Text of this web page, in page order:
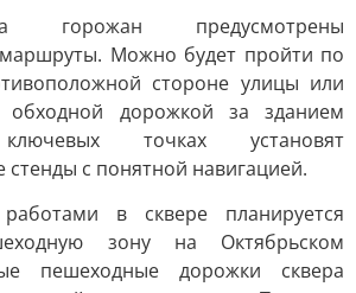
горожан предусмотрены
Можно будет пройти по
стороне улицы или
обходной дорожкой за зданием
точках установят
с понятной навигацией.
в сквере планируется
зону на Октябрьском
пешеходные дорожки сквера